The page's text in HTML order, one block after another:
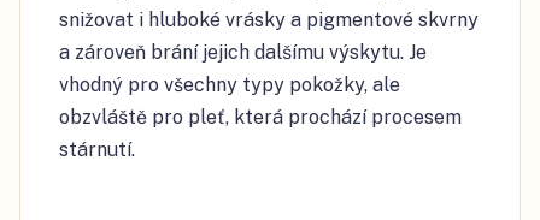
snižovat i hluboké vrásky a pigmentové skvrny
a zároveň brání jejich dalšímu výskytu. Je
vhodný pro všechny typy pokožky, ale
obzvláště pro pleť, která prochází procesem
stárnutí.